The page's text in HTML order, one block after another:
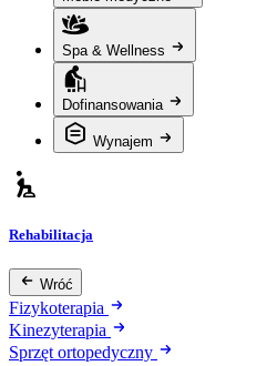
Spa & Wellness
Dofinansowania
Wynajem
Rehabilitacja
Wróć
Fizykoterapia
Kinezyterapia
Sprzęt ortopedyczny